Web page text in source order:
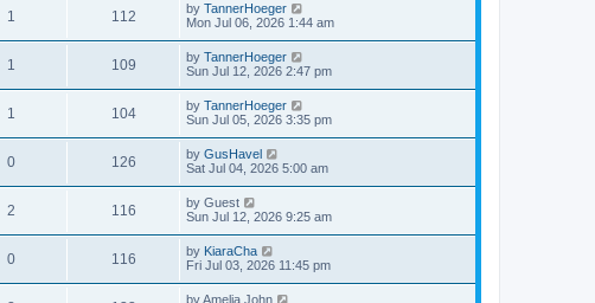
1 112 by TannerHoeger
Mon Jul 06, 2026 1:44 am
1 109 by TannerHoeger
Sun Jul 12, 2026 2:47 pm
1 104 by TannerHoeger
Sun Jul 05, 2026 3:35 pm
0 126 by GusHavel
Sat Jul 04, 2026 5:00 am
2 116 by Guest
Sun Jul 12, 2026 9:25 am
0 116 by KiaraCha
Fri Jul 03, 2026 11:45 pm
byAmelia John